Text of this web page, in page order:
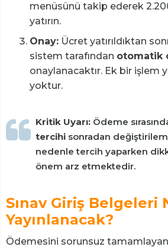
menüsünü takip ederek
yatırın.
Onay: Ücret yatırıldıktan
sistem tarafından otomatik
onaylanacaktır. Ek bir işlem
yoktur.
Kritik Uyarı: Ödeme
tercihi sonradan
nedenle tercih yaparken
önem arz etmektedir.
Sınav Giriş Belgeleri
Yayınlanacak?
Ödemesini sorunsuz tamamlayan